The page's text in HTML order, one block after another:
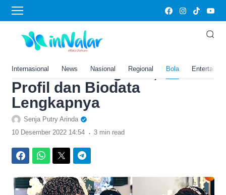
Internasional News Nasional Regional Bola
Home›Bola
Allen Gudono Kakak dari
Erina Gudono yang Mencuri
Perhatian Warganet, Ini
Profil dan Biodata
Lengkapnya
Senja Putry Arinda
10 Desember 2022 14:54 . 3 min read